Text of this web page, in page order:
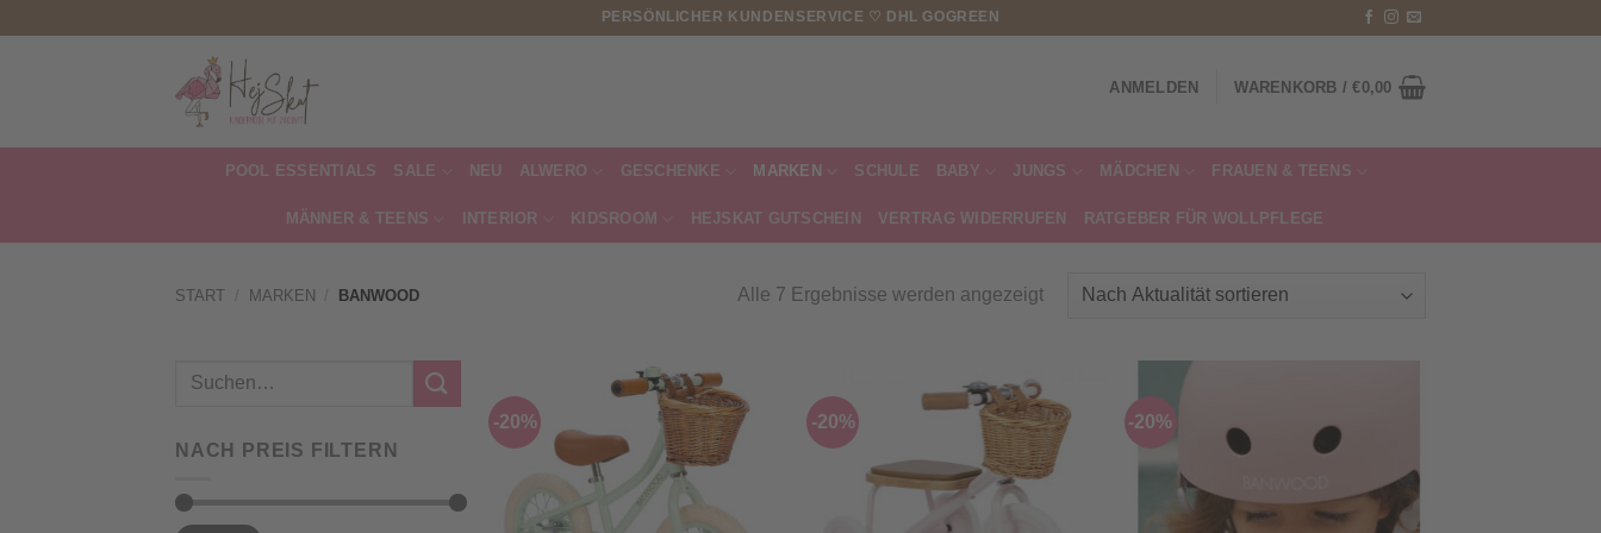
PERSÖNLICHER KUNDENSERVICE ♡ DHL GOGREEN
ANMELDEN WARENKORB /€0,00
POOL ESSENTIALS SALE NEU ALWERO GESCHENKE MARKEN SCHULE BABY JUNGS MÄDCHEN FRAUEN & TEENS
MÄNNER & TEENS INTERIOR KIDSROOM HEJSKAT GUTSCHEIN VERTRAG WIDERRUFEN RATGEBER FÜR WOLLPFLEGE
START MARKEN BANWOOD Alle 7 Ergebnisse werden angezeigtNach
Suchen
NACH PREIS FILTERN
-20% -20% -20%